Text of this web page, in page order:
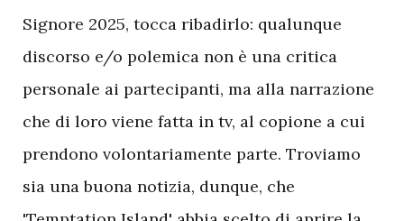
Signore 2025, tocca ribadirlo: qualunque
discorso e/o polemica non è una critica
personale ai partecipanti, ma alla narrazione
che di loro viene fatta in tv, al copione a cui
prendono volontariamente parte. Troviamo
sia una buona notizia, dunque, che